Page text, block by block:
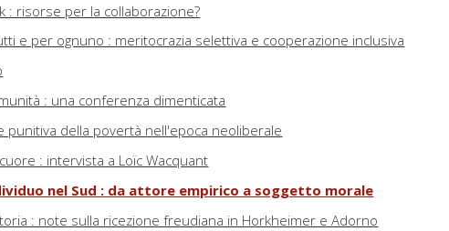
: risorse per la collaborazione?
e per ognuno : meritocrazia selettiva e cooperazione inclusiva
: una conferenza dimenticata
punitiva della povertà nell'epoca neoliberale
: intervista a Loïc Wacquant
nel Sud : da attore empirico a soggetto morale
: note sulla ricezione freudiana in Horkheimer e Adorno